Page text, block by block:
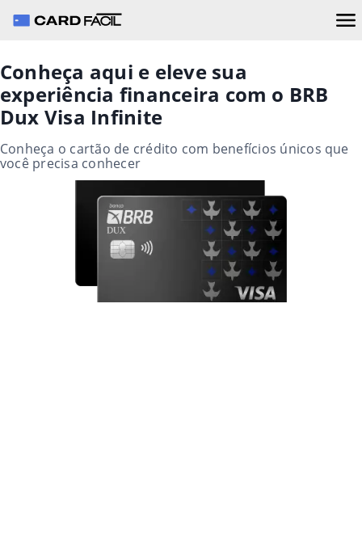
Conheça aqui e eleve sua
experiência financeira com o BRB
Dux Visa Infinite
Conheça o cartão de crédito com benefícios únicos que
você precisa conhecer